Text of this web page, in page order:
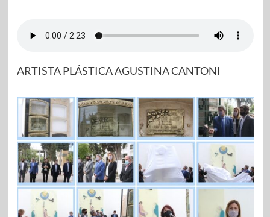
ARTISTA PLÁSTICA AGUSTINA CANTONI